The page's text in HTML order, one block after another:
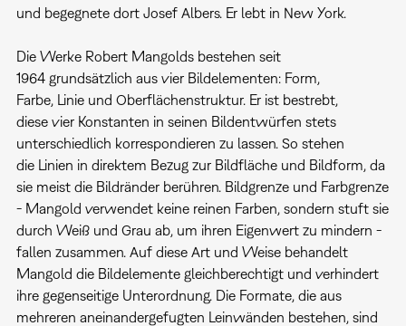
und begegnete dort Josef Albers. Er lebt in New York.
Die Werke Robert Mangolds bestehen seit
1964 grundsätzlich aus vier Bildelementen: Form,
Farbe, Linie und Oberflächenstruktur. Er ist bestrebt,
diese vier Konstanten in seinen Bildentwürfen stets
unterschiedlich korrespondieren zu lassen. So stehen
die Linien in direktem Bezug zur Bildfläche und Bildform, da
sie meist die Bildränder berühren. Bildgrenze und Farbgrenze
- Mangold verwendet keine reinen Farben, sondern stuft sie
durch Weiß und Grau ab, um ihren Eigenwert zu mindern -
fallen zusammen. Auf diese Art und Weise behandelt
Mangold die Bildelemente gleichberechtigt und verhindert
ihre gegenseitige Unterordnung. Die Formate, die aus
mehreren aneinandergefugten Leinwänden bestehen, sind